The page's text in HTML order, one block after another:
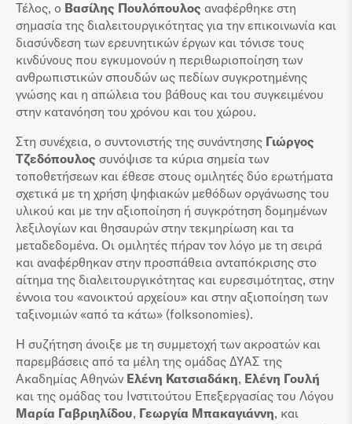
Τέλος, ο Βασίλης Πουλόπουλος αναφέρθηκε στη
σημασία της διαλειτουργικότητας για την επικοινωνία και
διασύνδεση των ερευνητικών έργων και τόνισε τους
κινδύνους που εγκυμονούν η περιθωριοποίηση των
ανθρωπιστικών σπουδών ως πεδίων συγκροτημένης
γνώσης και η απώλεια του βάθους και του συγκειμένου
στην κατανόηση του χρόνου και του χώρου.
Στη συνέχεια, ο συντονιστής της συνάντησης Γιώργος
Τζεδόπουλος συνόψισε τα κύρια σημεία των
τοποθετήσεων και έθεσε στους ομιλητές δύο ερωτήματα
σχετικά με τη χρήση ψηφιακών μεθόδων οργάνωσης του
υλικού και με την αξιοποίηση ή συγκρότηση δομημένων
λεξιλογίων και θησαυρών στην τεκμηρίωση και τα
μεταδεδομένα. Οι ομιλητές πήραν τον λόγο με τη σειρά
και αναφέρθηκαν στην προσπάθεια ανταπόκρισης στο
αίτημα της διαλειτουργικότητας και ευρεσιμότητας, στην
έννοια του «ανοικτού αρχείου» και στην αξιοποίηση των
ταξινομιών «από τα κάτω» (folksonomies).
Η συζήτηση άνοιξε με τη συμμετοχή των ακροατών και
παρεμβάσεις από τα μέλη της ομάδας ΔΥΑΣ της
Ακαδημίας Αθηνών Ελένη Κατσιαδάκη, Ελένη Γουλή
και της ομάδας του Ινστιτούτου Επεξεργασίας του Λόγου
Μαρία Γαβριηλίδου, Γεωργία Μπακαγιάννη, και